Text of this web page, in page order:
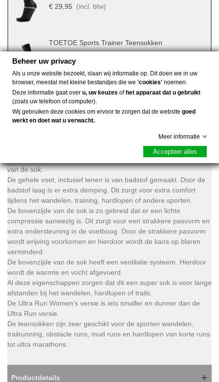
€ 29,95
(incl. btw)
TOETOE Sports Trainer Teensokken
De Injinji Women's Ultra Run Mini-Crew is de Rolls Royce onder
de teensokken. Dit komt door de verschillende eigenschappen
van de sok.
De gehele voet, inclusief tenen is van badstof gemaakt. Door de
badstof laag is er extra demping. Dit zorgt voor extra comfort
tijdens het wandelen, training, hardlopen of andere sporten.
De bovenzijde van de sok is zo gebreid dat er een lichte
compressie aanwezig is. Dit zorgt voor een strakkere pasvorm en
extra ondersteuning in de voetboog. Door de strakkere pasvorm
wordt wrijving voorkomen en hierdoor wordt de kans op blaren
verminderd.
De bovenzijde van de sok heeft een ventilatie systeem. Hierdoor
wordt de warmte en vocht afgevoerd.
Al deze eigenschappen zorgen dat dit een super sok is voor lange
afstanden bij het wandelen, hardlopen of trails.
De Ultra Run Women's versie is iets smaller en dunner dan de
Ultra Run versie.
De teensokken zijn zeer geschikt voor de sporten wandelen,
trailrunning, obstacle runs, mud runs en hardlopen van korte runs
tot ultra marathons.
Productdetails
Beheer uw privacy
Als u onze website bezoekt, slaan wij informatie op. Dit doen we in uw
browser, meestal met kleine bestandjes die we 'cookies' noemen.
Deze informatie gaat over u, uw keuzes ofhet apparaat dat u gebruikt
(zoals uw telefoon of computer).
Wij gebruiken deze cookies om ervoor te zorgen dat de website goed
werkt en doet wat u verwacht.
Meer informatie
Accepteer alles